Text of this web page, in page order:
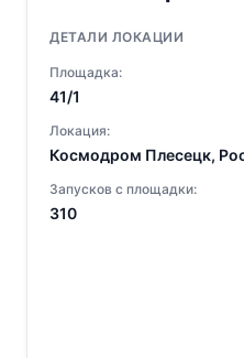
ДЕТАЛИ ЛОКАЦИИ
Площадка:
41/1
Локация:
Космодром Плесецк,
Запусков с площадки:
310